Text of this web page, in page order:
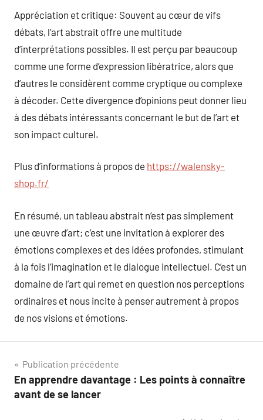
Appréciation et critique: Souvent au cœur de vifs
débats, l’art abstrait offre une multitude
d’interprétations possibles. Il est perçu par beaucoup
comme une forme d’expression libératrice, alors que
d’autres le considèrent comme cryptique ou complexe
à décoder. Cette divergence d’opinions peut donner lieu
à des débats intéressants concernant le but de l’art et
son impact culturel.
Plus d’informations à propos de https://walensky-
shop.fr/
En résumé, un tableau abstrait n’est pas simplement
une œuvre d’art; c’est une invitation à explorer des
émotions complexes et des idées profondes, stimulant
à la fois l’imagination et le dialogue intellectuel. C’est un
domaine de l’art qui remet en question nos perceptions
ordinaires et nous incite à penser autrement à propos
de nos visions et émotions.
Navigation
de
Publication précédente
En apprendre davantage : Les points à connaître
avant de se lancer